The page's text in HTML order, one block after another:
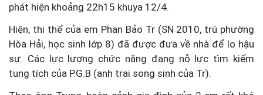
phát hiện khoảng 22h15 khuya 12/4.
Hiện, thi thể của em Phan Bảo Tr (SN 2010, trú phường
Hòa Hải, học sinh lớp 8) đã được đưa về nhà để lo hậu
sự. Các lực lượng chức năng đang nỗ lực tìm kiếm
tung tích của P.G.B (anh trai song sinh của Tr).